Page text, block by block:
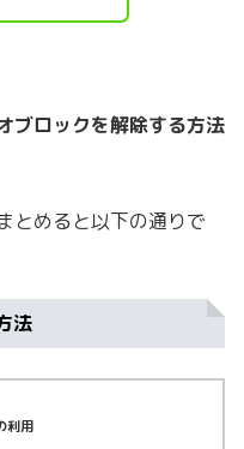
ブロックを解除する方法
とめると以下の通りで
法
利用